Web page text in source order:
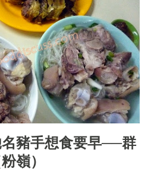
名豬手想食要早──群
嶺）